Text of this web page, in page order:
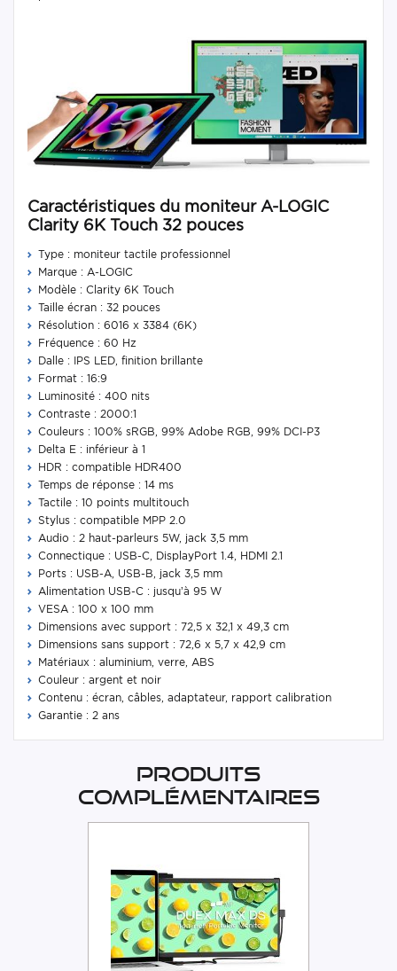
Caractéristiques du moniteur A-LOGIC
Clarity 6K Touch 32 pouces
Type : moniteur tactile professionnel
Marque : A-LOGIC
Modèle : Clarity 6K Touch
Taille écran : 32 pouces
Résolution : 6016 x 3384 (6K)
Fréquence : 60 Hz
Dalle : IPS LED, finition brillante
Format : 16:9
Luminosité : 400 nits
Contraste : 2000:1
Couleurs : 100% sRGB, 99% Adobe RGB, 99% DCI-P3
Delta E : inférieur à 1
HDR : compatible HDR400
Temps de réponse : 14 ms
Tactile : 10 points multitouch
Stylus : compatible MPP 2.0
Audio : 2 haut-parleurs 5W, jack 3,5 mm
Connectique : USB-C, DisplayPort 1.4, HDMI 2.1
Ports : USB-A, USB-B, jack 3,5 mm
Alimentation USB-C : jusqu’à 95 W
VESA : 100 x 100 mm
Dimensions avec support : 72,5 x 32,1 x 49,3 cm
Dimensions sans support : 72,6 x 5,7 x 42,9 cm
Matériaux : aluminium, verre, ABS
Couleur : argent et noir
Contenu : écran, câbles, adaptateur, rapport calibration
Garantie : 2 ans
Produits
complémentaires